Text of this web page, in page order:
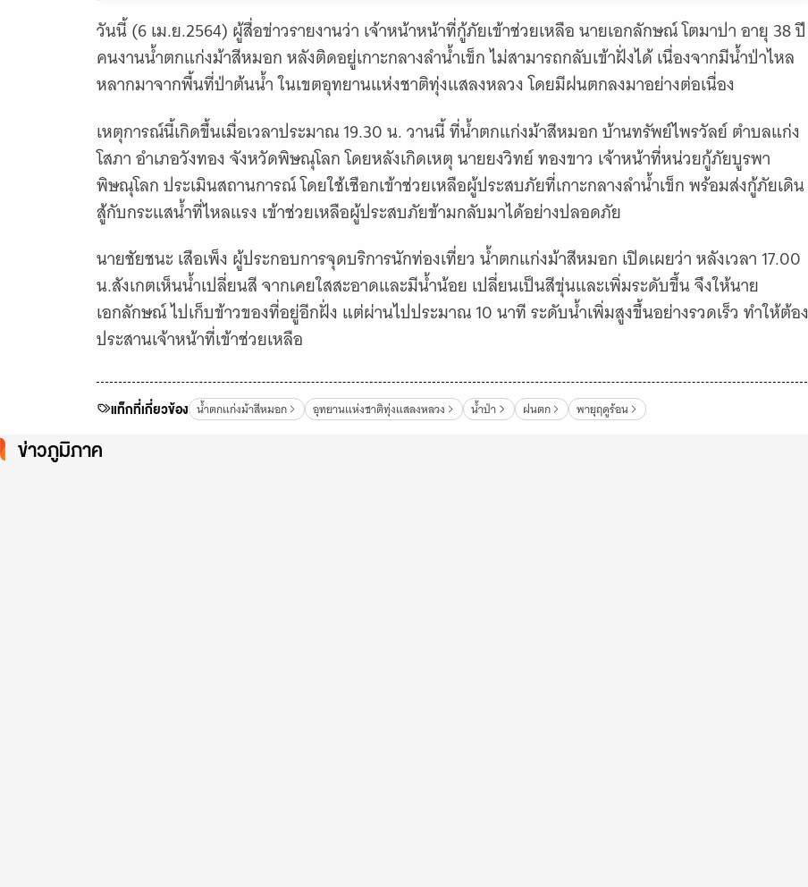
วันนี้ (6 เม.ย.2564) ผู้สื่อข่าวรายงานว่า เจ้าหน้าหน้าที่กู้ภัยเข้าช่วยเหลือ นายเอกลักษณ์ โตมาปา อายุ 38 ปี
คนงานน้ำตกแก่งม้าสีหมอก หลังติดอยู่เกาะกลางลำน้ำเข็ก ไม่สามารถกลับเข้าฝั่งได้ เนื่องจากมีน้ำป่าไหล
หลากมาจากพื้นที่ป่าต้นน้ำ ในเขตอุทยานแห่งชาติทุ่งแสลงหลวง โดยมีฝนตกลงมาอย่างต่อเนื่อง
เหตุการณ์นี้เกิดขึ้นเมื่อเวลาประมาณ 19.30 น. วานนี้ ที่น้ำตกแก่งม้าสีหมอก บ้านทรัพย์ไพรวัลย์ ตำบลแก่ง
โสภา อำเภอวังทอง จังหวัดพิษณุโลก โดยหลังเกิดเหตุ นายยงวิทย์ ทองขาว เจ้าหน้าที่หน่วยกู้ภัยบูรพา
พิษณุโลก ประเมินสถานการณ์ โดยใช้เชือกเข้าช่วยเหลือผู้ประสบภัยที่เกาะกลางลำน้ำเข็ก พร้อมส่งกู้ภัยเดิน
สู้กับกระแสน้ำที่ไหลแรง เข้าช่วยเหลือผู้ประสบภัยข้ามกลับมาได้อย่างปลอดภัย
นายชัยชนะ เสือเพ็ง ผู้ประกอบการจุดบริการนักท่องเที่ยว น้ำตกแก่งม้าสีหมอก เปิดเผยว่า หลังเวลา 17.00
น.สังเกตเห็นน้ำเปลี่ยนสี จากเคยใสสะอาดและมีน้ำน้อย เปลี่ยนเป็นสีขุ่นและเพิ่มระดับขึ้น จึงให้นาย
เอกลักษณ์ ไปเก็บข้าวของที่อยู่อีกฝั่ง แต่ผ่านไปประมาณ 10 นาที ระดับน้ำเพิ่มสูงขึ้นอย่างรวดเร็ว ทำให้ต้อง
ประสานเจ้าหน้าที่เข้าช่วยเหลือ
แท็กที่เกี่ยวข้อง น้ำตกแก่งม้าสีหมอก อุทยานแห่งชาติทุ่งแสลงหลวง น้ำป่า ฝนตก พายุฤดูร้อน
ข่าวภูมิภาค